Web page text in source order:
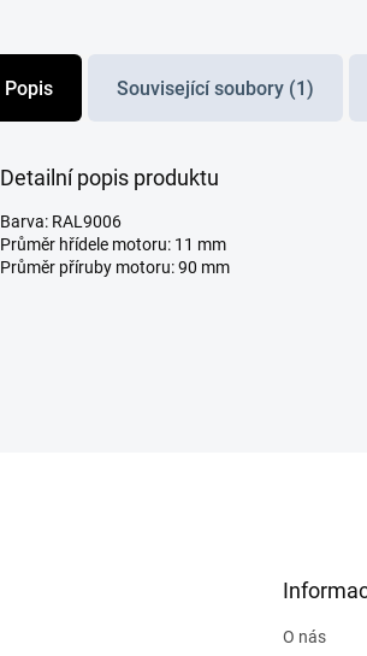
Popis Související soubory (1)
Detailní popis produktu
Barva: RAL9006
Průměr hřídele motoru: 11 mm
Průměr příruby motoru: 90 mm
O nás